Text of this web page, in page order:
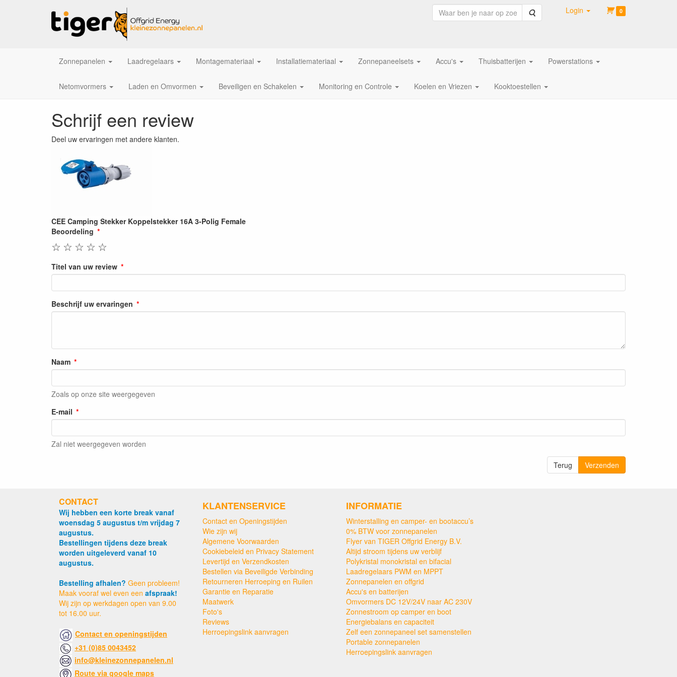
Zoeken Login 0
Zonnepanelen Laadregelaars Montagemateriaal Installatiemateriaal Zonnepaneelsets Accu's Thuisbatterijen Powerstations
Netomvormers Laden en Omvormen Beveiligen en Schakelen Monitoring en Controle Koelen en Vriezen Kooktoestellen
Schrijf een review
Deel uw ervaringen met andere klanten.
CEE Camping Stekker Koppelstekker 16A 3-Polig Female
Beoordeling
☆
☆
☆
☆
☆
Titel van uw review
Beschrijf uw ervaringen
Naam
Zoals op onze site weergegeven
E-mail
Zal niet weergegeven worden
Terug Verzenden
CONTACT
Wij hebben een korte break vanaf
woensdag 5 augustus t/m vrijdag 7
augustus.
Bestellingen tijdens deze break
worden uitgeleverd vanaf 10
augustus.
Bestelling afhalen? Geen probleem!
Maak vooraf wel even een afspraak!
Wij zijn op werkdagen open van 9.00
tot 16.00 uur.
Contact en openingstijden
+31 (0)85 0043452
info@kleinezonnepanelen.nl
Route via google maps
KLANTENSERVICE
Contact en Openingstijden
Wie zijn wij
Algemene Voorwaarden
Cookiebeleid en Privacy Statement
Levertijd en Verzendkosten
Bestellen via Beveiligde Verbinding
Retourneren Herroeping en Ruilen
Garantie en Reparatie
Maatwerk
Foto's
Reviews
Herroepingslink aanvragen
INFORMATIE
Winterstalling en camper- en bootaccu’s
0% BTW voor zonnepanelen
Flyer van TIGER Offgrid Energy B.V.
Altijd stroom tijdens uw verblijf
Polykristal monokristal en bifacial
Laadregelaars PWM en MPPT
Zonnepanelen en offgrid
Accu's en batterijen
Omvormers DC 12V/24V naar AC 230V
Zonnestroom op camper en boot
Energiebalans en capaciteit
Zelf een zonnepaneel set samenstellen
Portable zonnepanelen
Herroepingslink aanvragen